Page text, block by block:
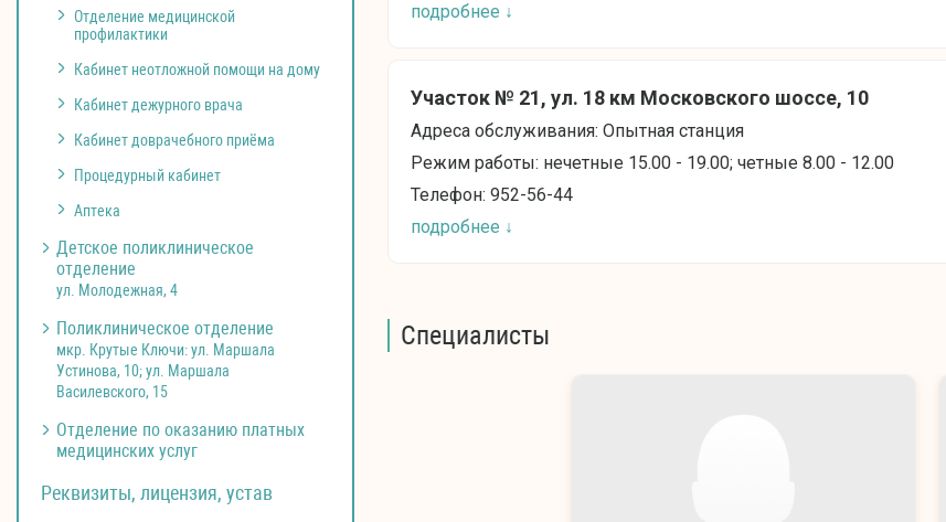
Отделение медицинской
профилактики
Кабинет неотложной помощи на дому
Кабинет дежурного врача
Кабинет доврачебного приёма
Процедурный кабинет
Аптека
Детское поликлиническое
отделение
ул. Молодежная, 4
Поликлиническое отделение
мкр. Крутые Ключи: ул. Маршала
Устинова, 10; ул. Маршала
Василевского, 15
Отделение по оказанию платных
медицинских услуг
Реквизиты, лицензия, устав
подробнее ↓
Участок № 21, ул. 18 км Московского шоссе, 10
Адреса обслуживания: Опытная станция
Режим работы: нечетные 15.00 - 19.00; четные 8.00 - 12.00
Телефон: 952-56-44
подробнее ↓
Специалисты